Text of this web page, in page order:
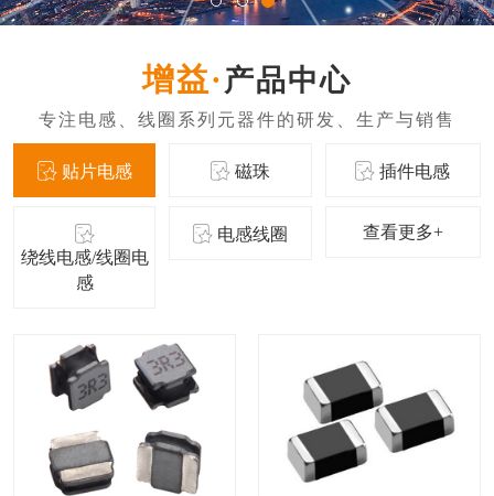
产品中心
贴片电感 磁珠 插件电感
绕线电感/线圈电
感
电感线圈 查看更多+